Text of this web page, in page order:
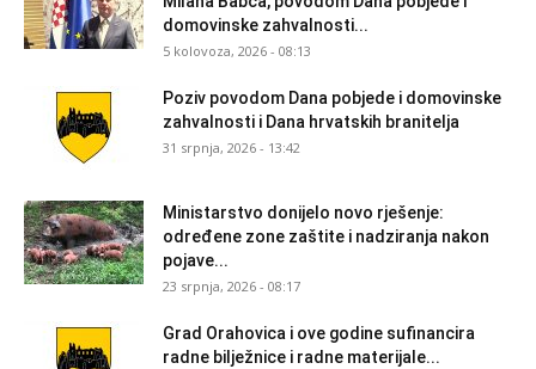
domovinske zahvalnosti...
5 kolovoza, 2026 - 08:13
Poziv povodom Dana pobjede i domovinske
zahvalnosti i Dana hrvatskih branitelja
31 srpnja, 2026 - 13:42
Ministarstvo donijelo novo rješenje:
određene zone zaštite i nadziranja nakon
pojave...
23 srpnja, 2026 - 08:17
Grad Orahovica i ove godine sufinancira
radne bilježnice i radne materijale...